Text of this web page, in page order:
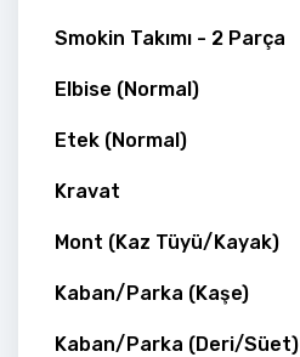
Smokin Takımı - 2 Parça
Elbise (Normal)
Etek (Normal)
Kravat
Mont (Kaz Tüyü/Kayak)
Kaban/Parka (Kaşe)
Kaban/Parka (Deri/Süet)